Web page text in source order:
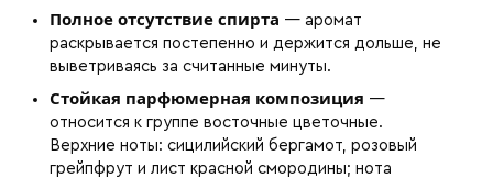
Полное отсутствие спирта — аромат
раскрывается постепенно и держится дольше, не
выветриваясь за считанные минуты.
Стойкая парфюмерная композиция —
относится к группе восточные цветочные.
Верхние ноты: сицилийский бергамот, розовый
грейпфрут и лист красной смородины; нота